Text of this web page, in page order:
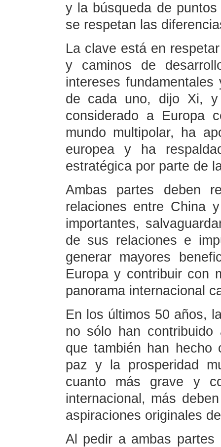
y la búsqueda de
se respetan las
La clave está en
y caminos de
intereses
de cada uno, dijo Xi, y
considerado a Europa
mundo multipolar, ha
europea y ha
estratégica por parte de
Ambas partes deben
relaciones entre China
importantes,
de sus relaciones e
generar mayores
Europa y contribuir con
panorama internacional
En los últimos 50 años,
no sólo han
que también han hecho
paz y la prosperidad
cuanto más grave y
internacional, más
aspiraciones originales
Al pedir a ambas partes